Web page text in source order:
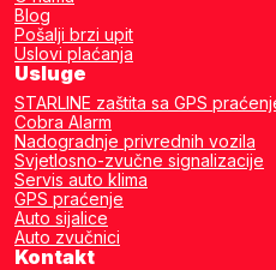
Blog
Pošalji brzi upit
Uslovi plaćanja
Usluge
STARLINE zaštita sa GPS
Cobra Alarm
Nadogradnje privrednih vozila
Svjetlosno-zvučne signalizacije
Servis auto klima
GPS praćenje
Auto sijalice
Auto zvučnici
Kontakt